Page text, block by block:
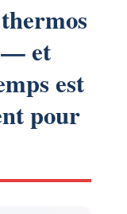
— et
est
pour